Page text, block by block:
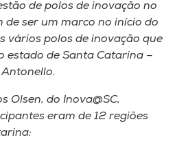
de polos de inovação no
de ser um marco no início do
vários polos de inovação que
estado de Santa Catarina –
Olsen, do Inova@SC,
eram de 12 regiões